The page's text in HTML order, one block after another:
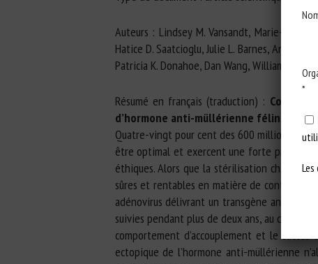
Auteurs : Lindsey M. Vansandt, Marie-
Hatice D. Saatcioglu, Julie L. Barnes, Amy G.
Patricia K. Donahoe, Dan Wang, William F.
Résumé en français (traduction) :
d’hormone anti-müllérienne féline
Quatre-vingt pour cent des 600 millions de
être optimal et exercent une forte prédation
éthiques. Alors que la stérilisation
sûres et rentables en matière de
adénovirus délivrant un transgène anti-
suivies pendant plus de deux ans, au cours
comportement d’accouplement et le
ectopique de l’hormone anti-müllérienne
*